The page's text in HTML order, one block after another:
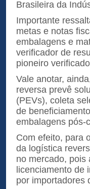
Brasileira da
Importante
metas e notas
embalagens e
verificador de
pioneiro
Vale anotar,
reversa prevê
(PEVs), coleta
de
embalagens pós-
Com efeito, para
da logística
no mercado, pois
licenciamento de
por importadores